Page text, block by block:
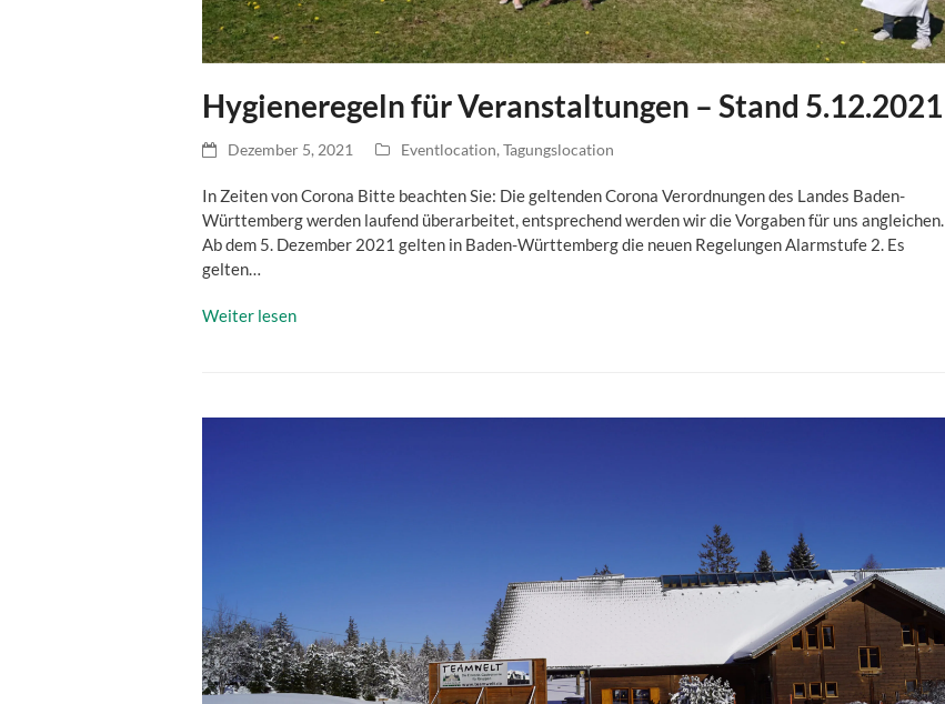
Hygieneregeln für Veranstaltungen – Stand 5.12.2021
Dezember 5, 2021 Eventlocation, Tagungslocation
In Zeiten von Corona Bitte beachten Sie: Die geltenden Corona Verordnungen des Landes Baden-
Württemberg werden laufend überarbeitet, entsprechend werden wir die Vorgaben für uns angleichen.
Ab dem 5. Dezember 2021 gelten in Baden-Württemberg die neuen Regelungen Alarmstufe 2. Es
gelten…
Weiter lesen